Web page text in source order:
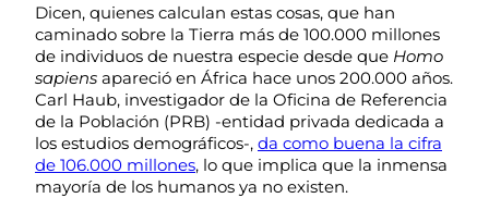
Dicen, quienes calculan estas cosas, que han
caminado sobre la Tierra más de 100.000 millones
de individuos de nuestra especie desde que Homo
sapiens apareció en África hace unos 200.000 años.
Carl Haub, investigador de la Oficina de Referencia
de la Población (PRB) -entidad privada dedicada a
los estudios demográficos-, da como buena la cifra
de 106.000 millones, lo que implica que la inmensa
mayoría de los humanos ya no existen.